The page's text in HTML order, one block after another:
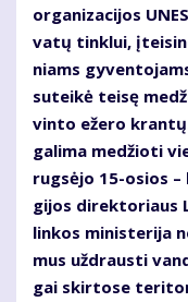
or­ga­ni­za­ci­jos
va­tų tin­klui,
niams
su­tei­kė tei­sę
vin­to eže­ro
ga­li­ma me­džio­ti
rug­sė­jo 15-osios
gi­jos di­rek­to­riaus
lin­kos mi­nis­te­ri­ja
mus už­draus­ti
gai skir­to­se